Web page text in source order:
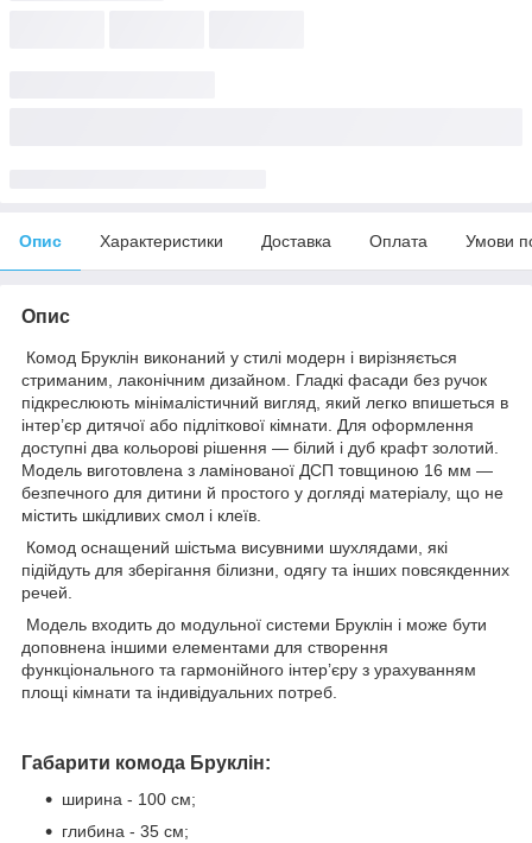
Опис Характеристики Доставка Оплата Умови
Опис
Комод Бруклін виконаний у стилі модерн і вирізняється
стриманим, лаконічним дизайном. Гладкі фасади без ручок
підкреслюють мінімалістичний вигляд, який легко впишеться в
інтер’єр дитячої або підліткової кімнати. Для оформлення
доступні два кольорові рішення — білий і дуб крафт золотий.
Модель виготовлена з ламінованої ДСП товщиною 16 мм —
безпечного для дитини й простого у догляді матеріалу, що не
містить шкідливих смол і клеїв.
Комод оснащений шістьма висувними шухлядами, які
підійдуть для зберігання білизни, одягу та інших повсякденних
речей.
Модель входить до модульної системи Бруклін і може бути
доповнена іншими елементами для створення
функціонального та гармонійного інтер’єру з урахуванням
площі кімнати та індивідуальних потреб.
Габарити комода Бруклін:
ширина - 100 см;
глибина - 35 см;